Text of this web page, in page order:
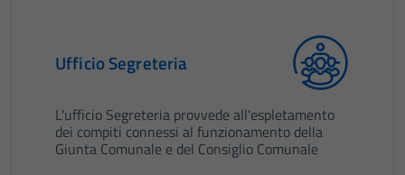
Ufficio Segreteria
L'ufficio Segreteria provvede all'espletamento
dei compiti connessi al funzionamento della
Giunta Comunale e del Consiglio Comunale